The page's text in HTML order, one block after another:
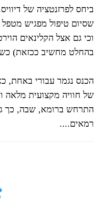
ביחס לפרזנטציה של
שסיום טיפול מפגיש מטפל
וכי גם אצל הקלינאים
בהחלט מחשיב ככזאת)
הכנס נגמר עבורי באחת,
של חוויה מקצועית מלאה
התרחש ברומא, שבה, כך
רמאים....